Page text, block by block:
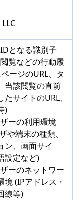
となる識別子
覧などの行動履
ージのURL、タ
当該閲覧の直前
たサイトのURL、
)
ーの利用環境
や端末の種類、
ン、画面サイ
設定など)
ーのネットワー
境 (IPアドレス・
線等)